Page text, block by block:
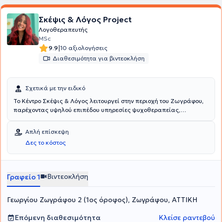
Σκέψις & Λόγος Project
Λογοθεραπευτής
MSc
9.9|10 αξιολογήσεις
Διαθεσιμότητα για βιντεοκλήση
Σχετικά με την ειδικό
Το Κέντρο Σκέψις & Λόγος λειτουργεί στην περιοχή του Ζωγράφου,
παρέχοντας υψηλού επιπέδου υπηρεσίες ψυχοθεραπείας,
Επιστημονικός υπεύθυνος του κέντρου είναι ο Ψυχολόγος -
Εργοθεραπευτής Μικές Μάριος με σπουδές στην Ψυχολογία και
στην Παιδοψυχολογία, στη Γνωσιακή Συμπεριφορική
Ψυχοθεραπεία καθώς και στην Ειδική Αγωγή & Εκπαίδευση.
ιδιωτικά όσο και σε διάφορες δομές για παιδιά και ενήλικες. Το
κέντρο επανδρώνεται με έμπειρο και εξειδικευμένο προσωπικό
και Λογοθεραπευτές. Στο τμήμα της Λογοθεραπείας, συνεργάτης
πολυετή εμπειρία σε διαταραχές λόγου, ομιλίας και φωνής, μέσω
Απλή επίσκεψη
Δες το κόστος
Γραφείο 1 Βιντεοκλήση
Γεωργίου Ζωγράφου 2 (1ος όροφος), Ζωγράφου, ΑΤΤΙΚΗ
Επόμενη διαθεσιμότητα
Κλείσε ραντεβού